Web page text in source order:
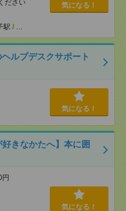
ださい
駅 / …
気になる！
ルプデスクサポート
気になる！
きなかたへ】本に囲
気になる！